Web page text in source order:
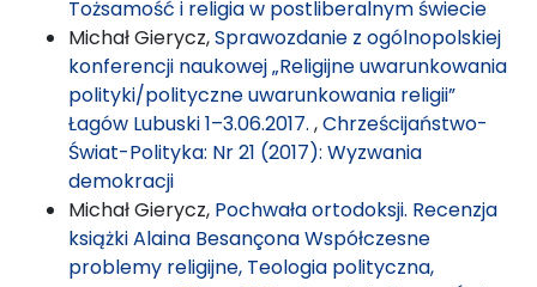
Tożsamość i religia w postliberalnym świecie
Michał Gierycz,Sprawozdanie z ogólnopolskiej
konferencji naukowej „Religijne uwarunkowania
polityki/polityczne uwarunkowania religii”
Łagów Lubuski 1–3.06.2017. ,Chrześcijaństwo-
Świat-Polityka: Nr 21 (2017): Wyzwania
demokracji
Michał Gierycz, Pochwała ortodoksji. Recenzja
książki Alaina Besançona Współczesne
problemy religijne, Teologia polityczna,